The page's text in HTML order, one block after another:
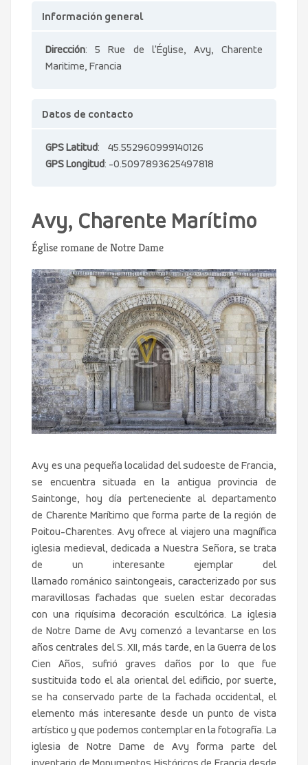
Información general
Dirección: 5 Rue de l'Église, Avy, Charente
Maritime, Francia
Datos de contacto
GPS Latitud: 45.552960999140126
GPS Longitud: -0.5097893625497818
Avy, Charente Marítimo
Église romane de Notre Dame
Avy es una pequeña localidad del sudoeste de Francia,
se encuentra situada en la antigua provincia de
Saintonge, hoy día perteneciente al departamento
de Charente Marítimo que forma parte de la región de
Poitou-Charentes. Avy ofrece al viajero una magnífica
iglesia medieval, dedicada a Nuestra Señora, se trata
de un interesante ejemplar del
llamado románico saintongeais, caracterizado por sus
maravillosas fachadas que suelen estar decoradas
con una riquísima decoración escultórica. La iglesia
de Notre Dame de Avy comenzó a levantarse en los
años centrales del S. XII, más tarde, en la Guerra de los
Cien Años, sufrió graves daños por lo que fue
sustituida todo el ala oriental del edificio, por suerte,
se ha conservado parte de la fachada occidental, el
elemento más interesante desde un punto de vista
artístico y que podemos contemplar en la fotografía. La
iglesia de Notre Dame de Avy forma parte del